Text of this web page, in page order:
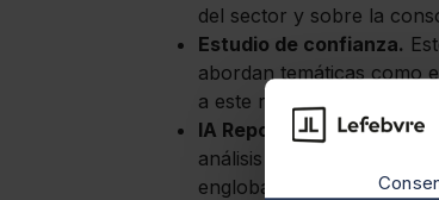
del sector y sobre la
Estudio de confianza.
abordan temáticas como
a este respecto la
IA Report 2023 sobre el
análisis exhaustivo de
engloba desde